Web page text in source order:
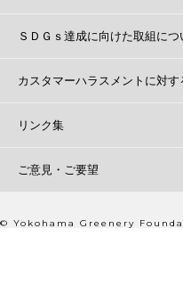
ＳＤＧｓ達成に向けた取組につ
カスタマーハラスメントに対す
リンク集
ご意見・ご要望
© Yokohama Greenery